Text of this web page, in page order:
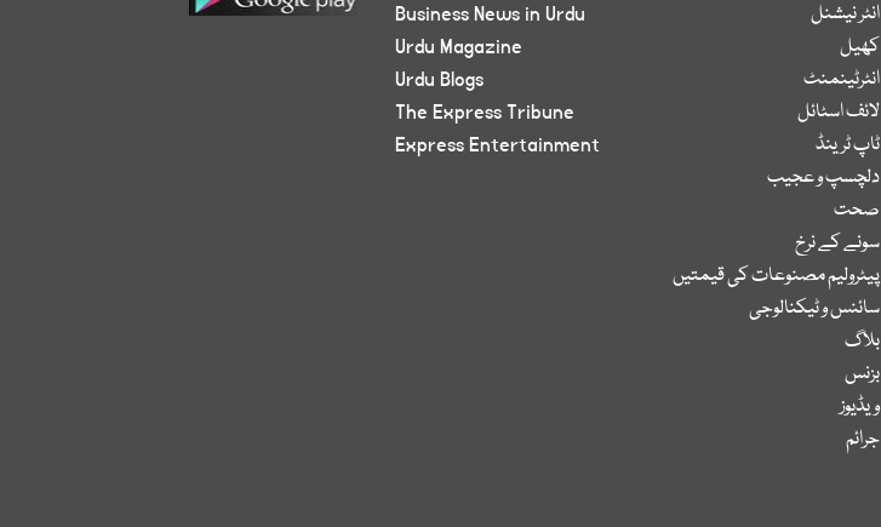
انٹر نیشنل
کھیل
انٹرٹینمنٹ
لائف اسٹائل
ٹاپ ٹرینڈ
دلچسپ و عجیب
صحت
سونے کے نرخ
پیٹرولیم مصنوعات کی قیمتیں
سائنس و ٹیکنالوجی
بلاگ
بزنس
ویڈیوز
جرائم
Business News in Urdu
Urdu Magazine
Urdu Blogs
The Express Tribune
Express Entertainment